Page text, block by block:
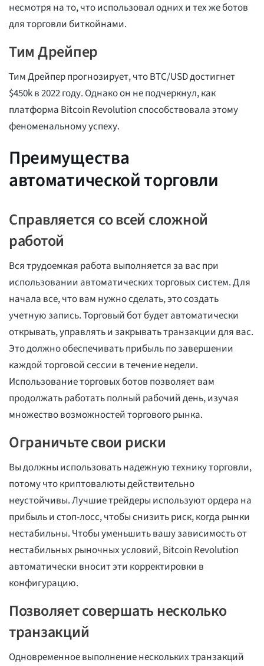
несмотря на то, что использовал одних и тех же ботов
для торговли биткойнами.
Тим Дрейпер
Тим Дрейпер прогнозирует, что BTC/USD достигнет
$450k в 2022 году. Однако он не подчеркнул, как
платформа Bitcoin Revolution способствовала этому
феноменальному успеху.
Преимущества
автоматической торговли
Справляется со всей сложной
работой
Вся трудоемкая работа выполняется за вас при
использовании автоматических торговых систем. Для
начала все, что вам нужно сделать, это создать
учетную запись. Торговый бот будет автоматически
открывать, управлять и закрывать транзакции для вас.
Это должно обеспечивать прибыль по завершении
каждой торговой сессии в течение недели.
Использование торговых ботов позволяет вам
продолжать работать полный рабочий день, изучая
множество возможностей торгового рынка.
Ограничьте свои риски
Вы должны использовать надежную технику торговли,
потому что криптовалюты действительно
неустойчивы. Лучшие трейдеры используют ордера на
прибыль и стоп-лосс, чтобы снизить риск, когда рынки
нестабильны. Чтобы уменьшить вашу зависимость от
нестабильных рыночных условий, Bitcoin Revolution
автоматически вносит эти корректировки в
конфигурацию.
Позволяет совершать несколько
транзакций
Одновременное выполнение нескольких транзакций